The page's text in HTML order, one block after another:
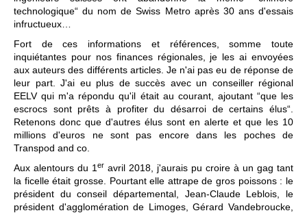
technologique“ du nom de Swiss Metro après 30 ans d'essais
infructueux…
Fort de ces informations et références, somme toute
inquiétantes pour nos finances régionales, je les ai envoyées
aux auteurs des différents articles. Je n'ai pas eu de réponse de
leur part. J'ai eu plus de succès avec un conseiller régional
EELV qui m'a répondu qu'il était au courant, ajoutant “que les
escrocs sont prêts à profiter du désarroi de certains élus“.
Retenons donc que d'autres élus sont en alerte et que les 10
millions d'euros ne sont pas encore dans les poches de
Transpod and co.
Aux alentours du 1 er avril 2018, j'aurais pu croire à un gag tant
la ficelle était grosse. Pourtant elle attrape de gros poissons : le
président du conseil départemental, Jean-Claude Leblois, le
président d'agglomération de Limoges, Gérard Vandebroucke,